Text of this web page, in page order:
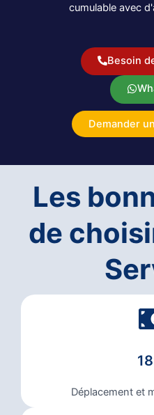
cumulable avec
Besoin
Demander
Les
de
Déplacement et